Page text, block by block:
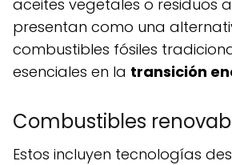
aceites vegetales o residuos
presentan como una
combustibles fósiles
esenciales en la transición
Combustibles
Estos incluyen tecnologías destinadas a